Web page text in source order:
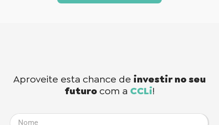
Aproveite esta chance de investir no seu
futuro com a CCLi!